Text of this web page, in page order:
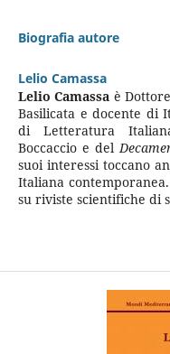
Biografia autore
Lelio Camassa
Lelio Camassa è
Basilicata e docente di
di Letteratura
Boccaccio e del
suoi interessi toccano
Italiana
su riviste scientifiche di